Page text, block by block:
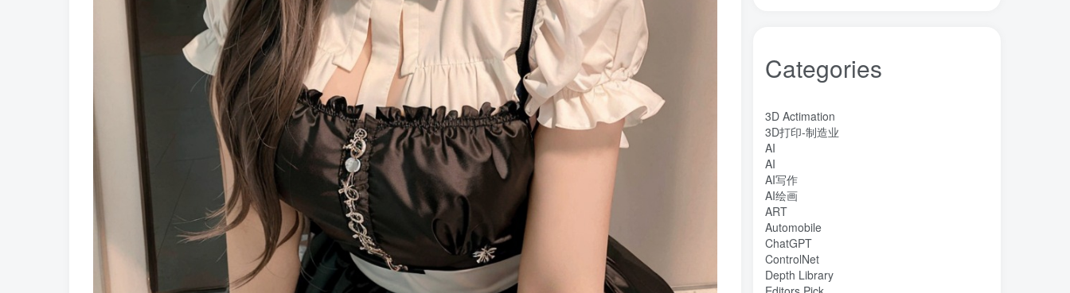
Categories
3D Actimation
3D打印-制造业
AI
AI
AI写作
AI绘画
ART
Automobile
ChatGPT
ControlNet
Depth Library